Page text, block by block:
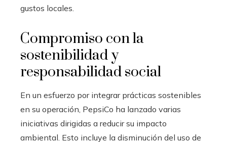
gustos locales.
Compromiso con la
sostenibilidad y
responsabilidad social
En un esfuerzo por integrar prácticas sostenibles
en su operación, PepsiCo ha lanzado varias
iniciativas dirigidas a reducir su impacto
ambiental. Esto incluye la disminución del uso de